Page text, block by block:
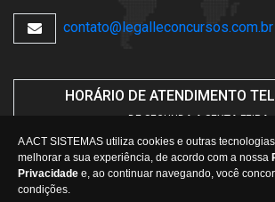
A ACT SISTEMAS utiliza cookies e outras
melhorar a sua experiência, de acordo com a nossa
Privacidade e, ao continuar navegando, você
condições.
contato@legalleconcursos.com.br
HORÁRIO DE ATENDIMENTO
DE SEGUNDA A SEXTA-FEIRA.
DAS08h30min 12h 14h30min